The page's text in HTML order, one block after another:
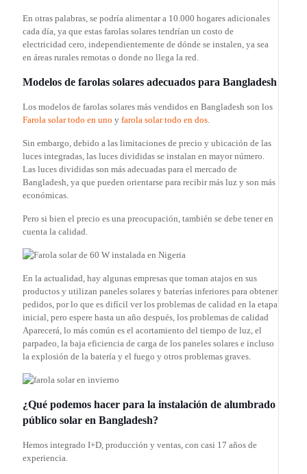
En otras palabras, se podría alimentar a 10.000 hogares adicionales
cada día, ya que estas farolas solares tendrían un costo de
electricidad cero, independientemente de dónde se instalen, ya sea
en áreas rurales remotas o donde no llega la red.
Modelos de farolas solares adecuados para Bangladesh
Los modelos de farolas solares más vendidos en Bangladesh son los
Farola solar todo en uno y farola solar todo en dos.
Sin embargo, debido a las limitaciones de precio y ubicación de las
luces integradas, las luces divididas se instalan en mayor número.
Las luces divididas son más adecuadas para el mercado de
Bangladesh, ya que pueden orientarse para recibir más luz y son más
económicas.
Pero si bien el precio es una preocupación, también se debe tener en
cuenta la calidad.
En la actualidad, hay algunas empresas que toman atajos en sus
productos y utilizan paneles solares y baterías inferiores para obtener
pedidos, por lo que es difícil ver los problemas de calidad en la etapa
inicial, pero espere hasta un año después, los problemas de calidad
Aparecerá, lo más común es el acortamiento del tiempo de luz, el
parpadeo, la baja eficiencia de carga de los paneles solares e incluso
la explosión de la batería y el fuego y otros problemas graves.
¿Qué podemos hacer para la instalación de alumbrado
público solar en Bangladesh?
Hemos integrado I+D, producción y ventas, con casi 17 años de
experiencia.